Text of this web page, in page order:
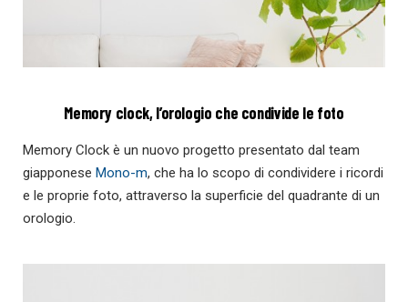
Memory clock, l’orologio che condivide le foto
Memory Clock è un nuovo progetto presentato dal team
giapponese Mono-m, che ha lo scopo di condividere i ricordi
e le proprie foto, attraverso la superficie del quadrante di un
orologio.